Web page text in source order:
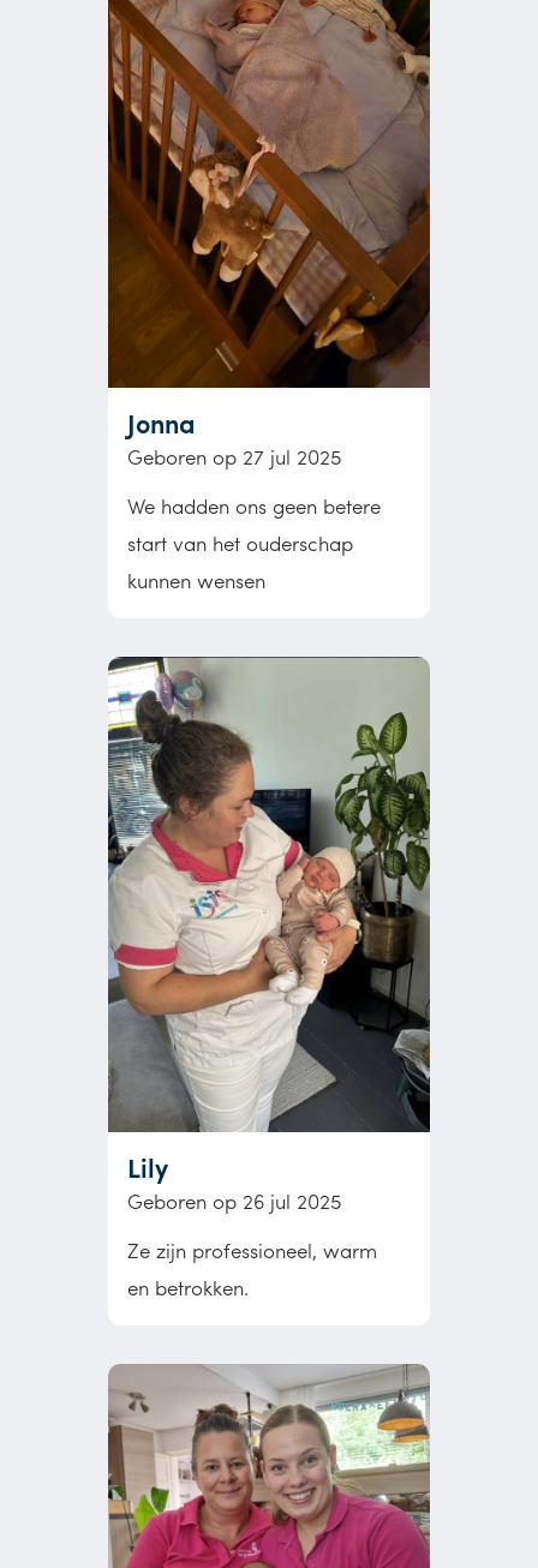
Jonna
Geboren op 27 jul 2025
We hadden ons geen betere
start van het ouderschap
kunnen wensen
Lily
Geboren op 26 jul 2025
Ze zijn professioneel, warm
en betrokken.